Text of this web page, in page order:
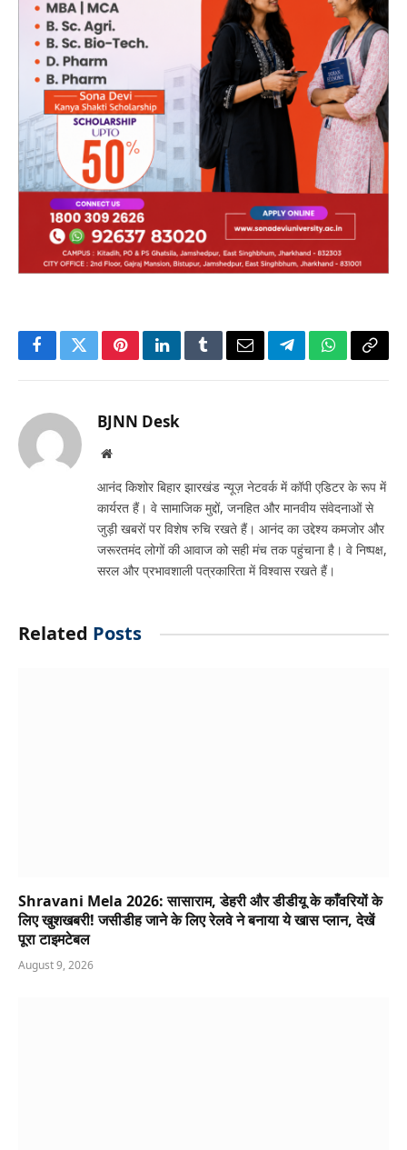
FacebookTwitterPinterestLinkedInTumblrEmailTelegramWhatsApp
Copy
BJNN Desk
Website
आनंद किशोर बिहार झारखंड न्यूज़ नेटवर्क में कॉपी एडिटर के रूप में
कार्यरत हैं। वे सामाजिक मुद्दों, जनहित और मानवीय संवेदनाओं से
जुड़ी खबरों पर विशेष रुचि रखते हैं। आनंद का उद्देश्य कमजोर और
जरूरतमंद लोगों की आवाज को सही मंच तक पहुंचाना है। वे निष्पक्ष,
सरल और प्रभावशाली पत्रकारिता में विश्वास रखते हैं।
Related Posts
Shravani Mela 2026: सासाराम, डेहरी और डीडीयू के काँवरियों के
लिए खुशखबरी! जसीडीह जाने के लिए रेलवे ने बनाया ये खास प्लान, देखें
पूरा टाइमटेबल
August 9, 2026